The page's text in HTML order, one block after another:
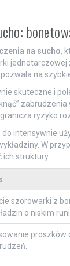
na sucho,
na
skuteczne i
ryzyko
intensywnie
W
ich struktury.
szorowarki z
o niskim
proszków